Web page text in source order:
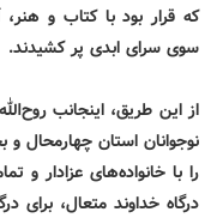
که قرار بود با کتاب و
سوی سرای ابدی پر کشیدند.
از این طریق، اینجانب
نوجوانان استان چهارمحال
را با خانواده‌های عزادار و
درگاه خداوند متعال، برای